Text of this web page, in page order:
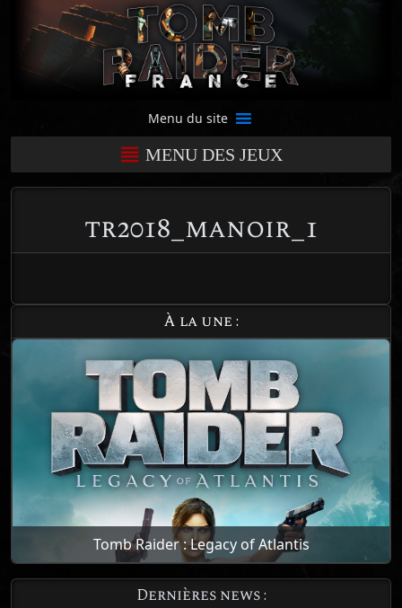
Menu du site
MENU DES JEUX
tr2018_manoir_1
À la une :
Tomb Raider : Legacy of Atlantis
Dernières news :